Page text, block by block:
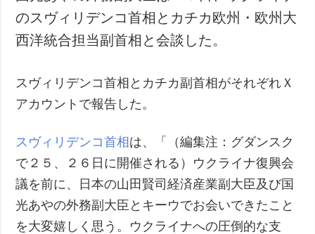
のスヴィリデンコ首相とカチカ欧州・欧州大
西洋統合担当副首相と会談した。
スヴィリデンコ首相とカチカ副首相がそれぞれＸ
アカウントで報告した。
スヴィリデンコ首相は、「（編集注：グダンスク
で２５、２６日に開催される）ウクライナ復興会
議を前に、日本の山田賢司経済産業副大臣及び国
光あやの外務副大臣とキーウでお会いできたこと
を大変嬉しく思う。ウクライナへの圧倒的な支